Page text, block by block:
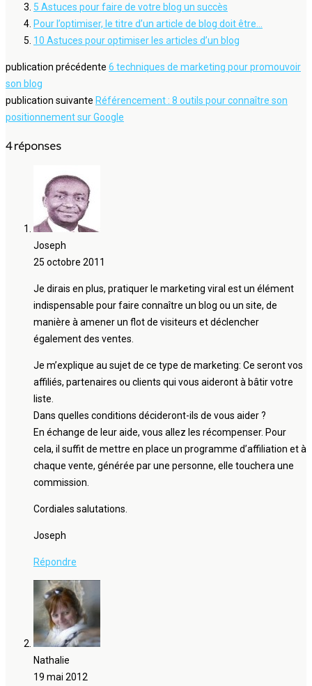
5 Astuces pour faire de votre blog un succès
Pour l’optimiser, le titre d’un article de blog doit être…
10 Astuces pour optimiser les articles d’un blog
publication précédente 6 techniques de marketing pour promouvoir
son blog
publication suivante Référencement : 8 outils pour connaître son
positionnement sur Google
4 réponses
Joseph
25 octobre 2011
Je dirais en plus, pratiquer le marketing viral est un élément
indispensable pour faire connaître un blog ou un site, de
manière à amener un flot de visiteurs et déclencher
également des ventes.
Je m’explique au sujet de ce type de marketing: Ce seront vos
affiliés, partenaires ou clients qui vous aideront à bâtir votre
liste.
Dans quelles conditions décideront-ils de vous aider ?
En échange de leur aide, vous allez les récompenser. Pour
cela, il suffit de mettre en place un programme d’affiliation et à
chaque vente, générée par une personne, elle touchera une
commission.
Cordiales salutations.
Joseph
Répondre
Nathalie
19 mai 2012